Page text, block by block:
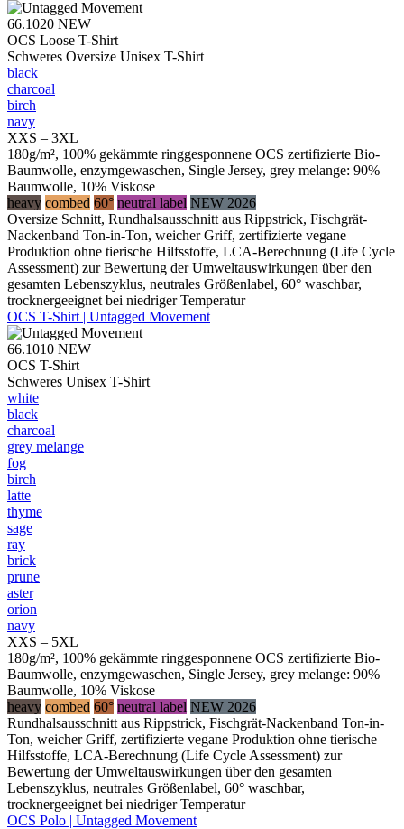
66.1020 NEW
OCS Loose T-Shirt
Schweres Oversize Unisex T-Shirt
black
charcoal
birch
navy
XXS – 3XL
180g/m², 100% gekämmte ringgesponnene OCS zertifizierte Bio-
Baumwolle, enzymgewaschen, Single Jersey, grey melange: 90%
Baumwolle, 10% Viskose
heavy combed 60° neutral label NEW 2026
Oversize Schnitt, Rundhalsausschnitt aus Rippstrick, Fischgrät-
Nackenband Ton-in-Ton, weicher Griff, zertifizierte vegane
Produktion ohne tierische Hilfsstoffe, LCA-Berechnung (Life Cycle
Assessment) zur Bewertung der Umweltauswirkungen über den
gesamten Lebenszyklus, neutrales Größenlabel, 60° waschbar,
trocknergeeignet bei niedriger Temperatur
OCS T-Shirt | Untagged Movement
66.1010 NEW
OCS T-Shirt
Schweres Unisex T-Shirt
white
black
charcoal
grey melange
fog
birch
latte
thyme
sage
ray
brick
prune
aster
orion
navy
XXS – 5XL
180g/m², 100% gekämmte ringgesponnene OCS zertifizierte Bio-
Baumwolle, enzymgewaschen, Single Jersey, grey melange: 90%
Baumwolle, 10% Viskose
heavy combed 60° neutral label NEW 2026
Rundhalsausschnitt aus Rippstrick, Fischgrät-Nackenband Ton-in-
Ton, weicher Griff, zertifizierte vegane Produktion ohne tierische
Hilfsstoffe, LCA-Berechnung (Life Cycle Assessment) zur
Bewertung der Umweltauswirkungen über den gesamten
Lebenszyklus, neutrales Größenlabel, 60° waschbar,
trocknergeeignet bei niedriger Temperatur
OCS Polo | Untagged Movement